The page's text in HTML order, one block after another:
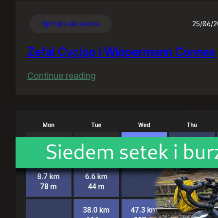
Sprzęt i akcesoria 25/06/
Zefal Cyclop i Wippermann Connex
Continue reading
Wippermann
Connex